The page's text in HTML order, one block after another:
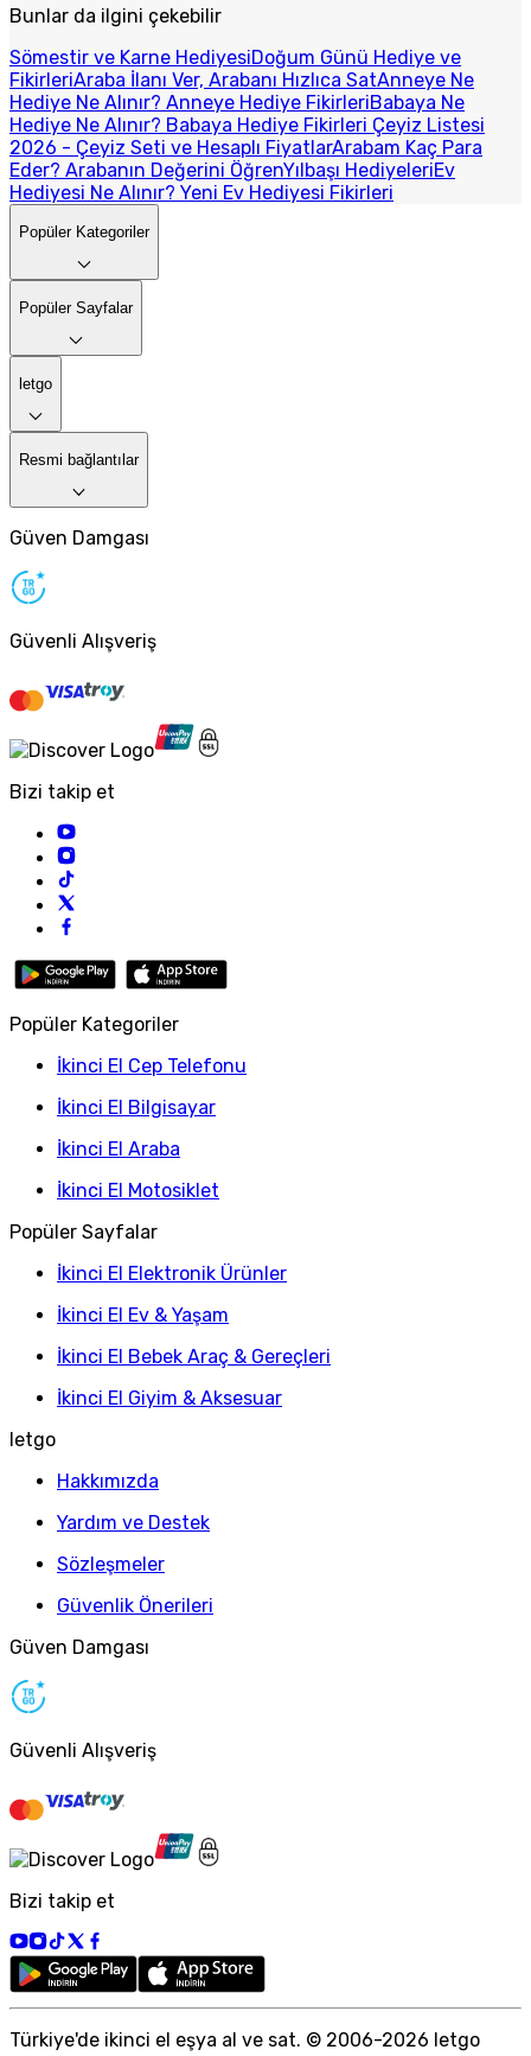
Bunlar da ilgini çekebilir
Sömestir ve Karne HediyesiDoğum Günü Hediye ve
FikirleriAraba İlanı Ver, Arabanı Hızlıca SatAnneye Ne
Hediye Ne Alınır? Anneye Hediye FikirleriBabaya Ne
Hediye Ne Alınır? Babaya Hediye Fikirleri Çeyiz Listesi
2026 - Çeyiz Seti ve Hesaplı FiyatlarArabam Kaç Para
Eder? Arabanın Değerini ÖğrenYılbaşı HediyeleriEv
Hediyesi Ne Alınır? Yeni Ev Hediyesi Fikirleri
Popüler Kategoriler
Popüler Sayfalar
letgo
Resmi bağlantılar
Güven Damgası
Güvenli Alışveriş
Bizi takip et
Popüler Kategoriler
İkinci El Cep Telefonu
İkinci El Bilgisayar
İkinci El Araba
İkinci El Motosiklet
Popüler Sayfalar
İkinci El Elektronik Ürünler
İkinci El Ev & Yaşam
İkinci El Bebek Araç & Gereçleri
İkinci El Giyim & Aksesuar
letgo
Hakkımızda
Yardım ve Destek
Sözleşmeler
Güvenlik Önerileri
Güven Damgası
Güvenli Alışveriş
Bizi takip et
Türkiye'de ikinci el eşya al ve sat. © 2006-2026 letgo